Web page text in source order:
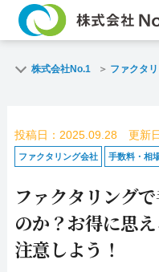
よくある質問
企業情報
名古屋支店HP
株式会社No.1 ファクタ
投稿日：2025.09.28 更新
ファクタリング会社 手数料・相
ファクタリング
のか？お得に思
注意しよう！